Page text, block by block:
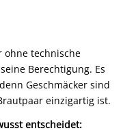
ohne technische
Berechtigung. Es
Geschmäcker sind
einzigartig ist.
entscheidet: